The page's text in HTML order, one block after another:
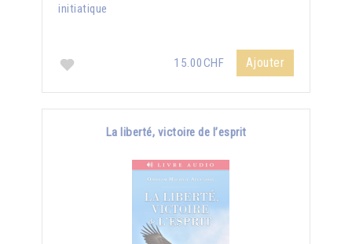
initiatique
15.00CHF Ajouter
La liberté, victoire de l’esprit